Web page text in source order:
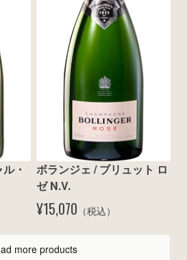
・
ボランジェ / ブリュット ロ
ゼ N.V.
¥15,070 （税込）
more products